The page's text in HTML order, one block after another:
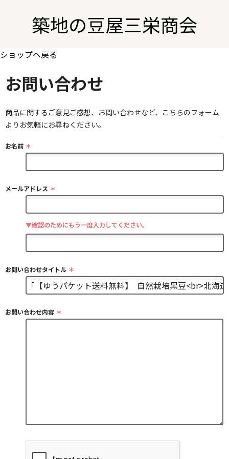
築地の豆屋三栄商会
ショップへ戻る
お問い合わせ
商品に関するご意見ご感想、お問い合わせなど、こちらのフォーム
よりお気軽にお尋ねください。
お名前 ＊
メールアドレス ＊
▼確認のためにもう一度入力してください。
お問い合わせタイトル ＊
お問い合わせ内容 ＊